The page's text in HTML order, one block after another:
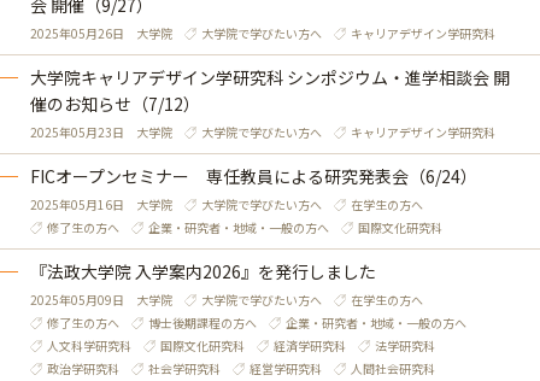
会 開催（9/27）
2025年05月26日 大学院 大学院で学びたい方へ キャリアデザイン学研究科
大学院キャリアデザイン学研究科 シンポジウム・進学相談会 開
催のお知らせ（7/12）
2025年05月23日 大学院 大学院で学びたい方へ キャリアデザイン学研究科
FICオープンセミナー 専任教員による研究発表会（6/24）
2025年05月16日 大学院 大学院で学びたい方へ
在学生の方へ
修了生の方へ
企業・研究者・地域・一般の方へ 国際文化研究科
『法政大学院 入学案内2026』を発行しました
2025年05月09日 大学院 大学院で学びたい方へ
在学生の方へ
修了生の方へ
博士後期課程の方へ
企業・研究者・地域・一般の方へ
人文科学研究科
国際文化研究科 経済学研究科
法学研究科
政治学研究科
社会学研究科 経営学研究科
人間社会研究科